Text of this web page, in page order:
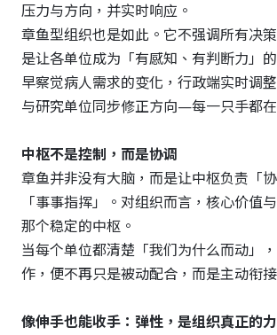
压力与方向，并实时响应。
章鱼型组织也是如此。它不强调所有决
是让各单位成为「有感知、有判断力」
早察觉病人需求的变化，行政端实时调
与研究单位同步修正方向—每一只手都
中枢不是控制，而是协调
章鱼并非没有大脑，而是让中枢负责「
「事事指挥」。对组织而言，核心价值
那个稳定的中枢。
当每个单位都清楚「我们为什么而动」
作，便不再只是被动配合，而是主动衔接
像伸手也能收手：弹性，是组织真正的